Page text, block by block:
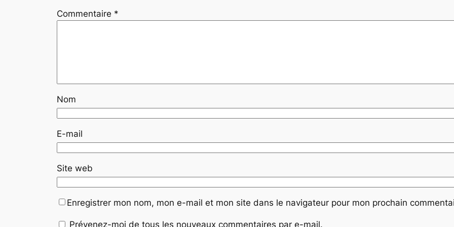
Commentaire *
Nom
E-mail
Site web
Enregistrer mon nom, mon e-mail et mon site dans le navigateur pour mon prochain
Prévenez-moi de tous les nouveaux commentaires par e-mail.